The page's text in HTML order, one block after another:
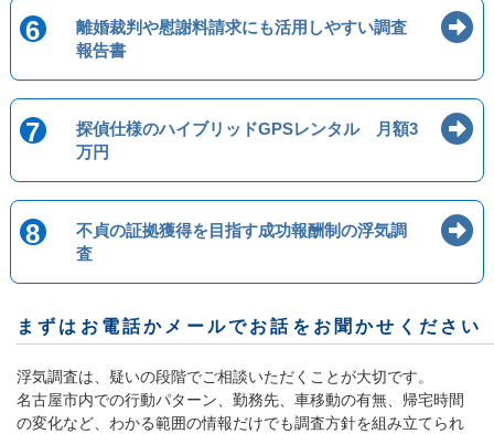
6
離婚裁判や慰謝料請求にも活用しやすい調査
報告書
7
探偵仕様のハイブリッドGPSレンタル 月額3
万円
8
不貞の証拠獲得を目指す成功報酬制の浮気調
査
まずはお電話かメールでお話をお聞かせください
浮気調査は、疑いの段階でご相談いただくことが大切です。
名古屋市内での行動パターン、勤務先、車移動の有無、帰宅時間
の変化など、わかる範囲の情報だけでも調査方針を組み立てられ